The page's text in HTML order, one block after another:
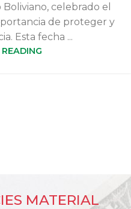
celebrado el
de proteger y
Esta fecha ...
MATERIAL